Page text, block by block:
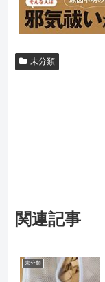
未分類
関連記事
未分類